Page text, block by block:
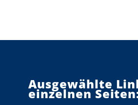
Ausgewählte
einzelnen